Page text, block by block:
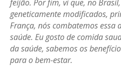
feijão. Por fim, vi que, no
geneticamente modificados,
França, nós combatemos essa
saúde. Eu gosto de comida
da saúde, sabemos os
para o bem-estar.